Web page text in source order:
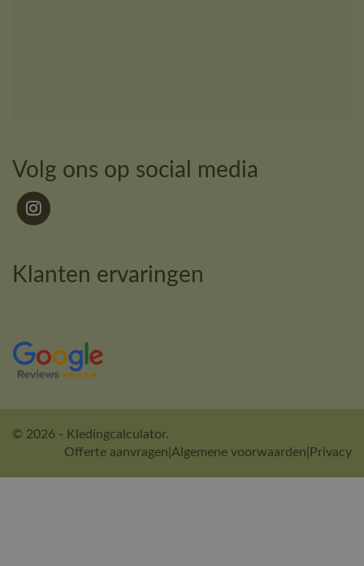
Volg ons op social media
Klanten ervaringen
© 2026 - Kledingcalculator.
Offerte aanvragen Algemene voorwaarden Privacy